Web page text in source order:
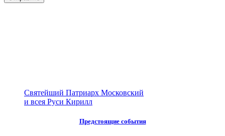
Святейший Патриарх Московский
и всея Руси Кирилл
Предстоящие события